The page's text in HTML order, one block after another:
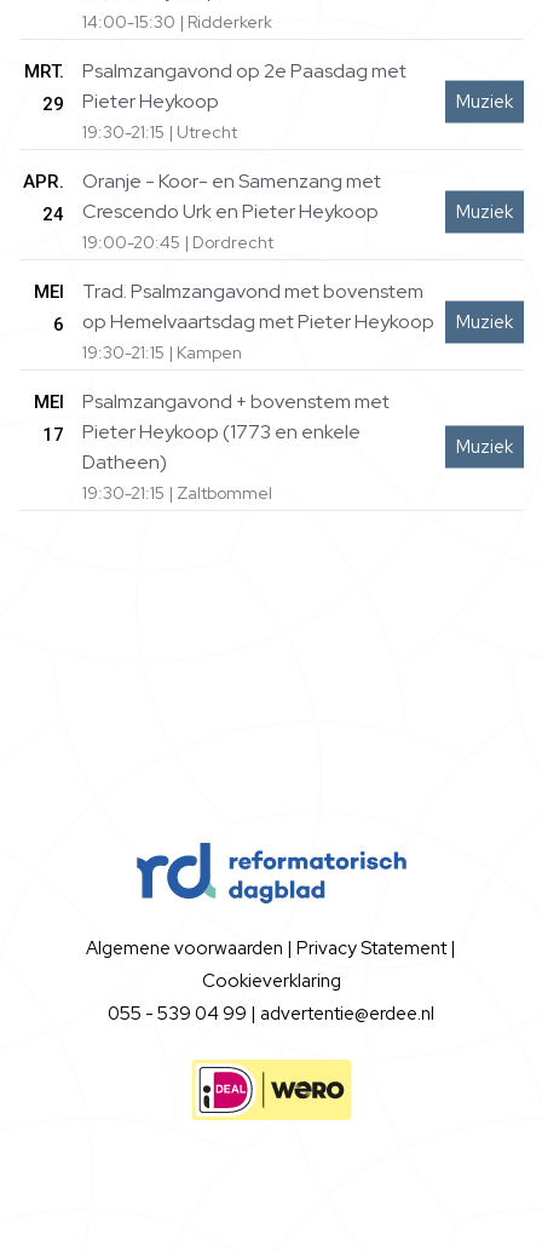
14:00-15:30 | Ridderkerk
Muziek
MRT.
29
Psalmzangavond op 2e Paasdag met
Pieter Heykoop
19:30-21:15 | Utrecht
Muziek
APR.
24
Oranje - Koor- en Samenzang met
Crescendo Urk en Pieter Heykoop
19:00-20:45 | Dordrecht
Muziek
MEI
6
Trad. Psalmzangavond met bovenstem
op Hemelvaartsdag met Pieter Heykoop
19:30-21:15 | Kampen
Muziek
MEI
17
Psalmzangavond + bovenstem met
Pieter Heykoop (1773 en enkele
Datheen)
19:30-21:15 | Zaltbommel
Algemene voorwaarden | Privacy Statement|
Cookieverklaring
055 - 539 04 99 | advertentie@erdee.nl